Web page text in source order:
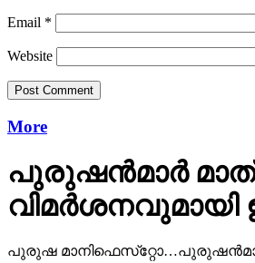
Email *
Website
More
പുരുഷന്‍മാര്‍
പുരുഷ